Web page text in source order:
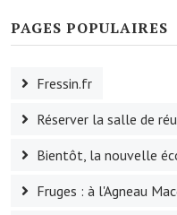
La troupe théâtrale de
PAGES POPULAIRES
Fressin.fr
Réserver la salle de
Bientôt, la nouvelle
Fruges : à l'Agneau